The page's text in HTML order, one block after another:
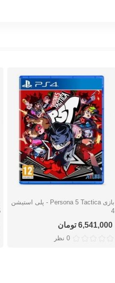
دوست داشتن
بازی Persona 5 Tactica - پلی استیشن
4
6,541,000 تومان
0 نظر